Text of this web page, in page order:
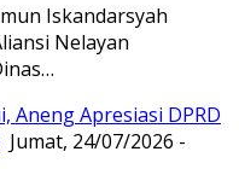
Iskandarsyah
Nelayan
Jumat, 24/07/2026 -